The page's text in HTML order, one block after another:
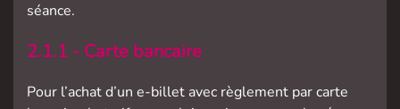
séance.
2.1.1 - Carte bancaire
Pour l’achat d’un e-billet avec règlement par carte